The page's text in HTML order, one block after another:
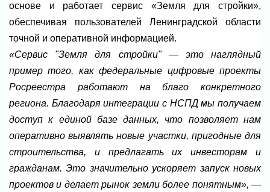
основе и работает сервис «Земля для стройки»,
обеспечивая пользователей Ленинградской области
точной и оперативной информацией.
«Сервис "Земля для стройки" — это наглядный
пример того, как федеральные цифровые проекты
Росреестра работают на благо конкретного
региона. Благодаря интеграции с НСПД мы получаем
доступ к единой базе данных, что позволяет нам
оперативно выявлять новые участки, пригодные для
строительства, и предлагать их инвесторам и
гражданам. Это значительно ускоряет запуск новых
проектов и делает рынок земли более понятным», —